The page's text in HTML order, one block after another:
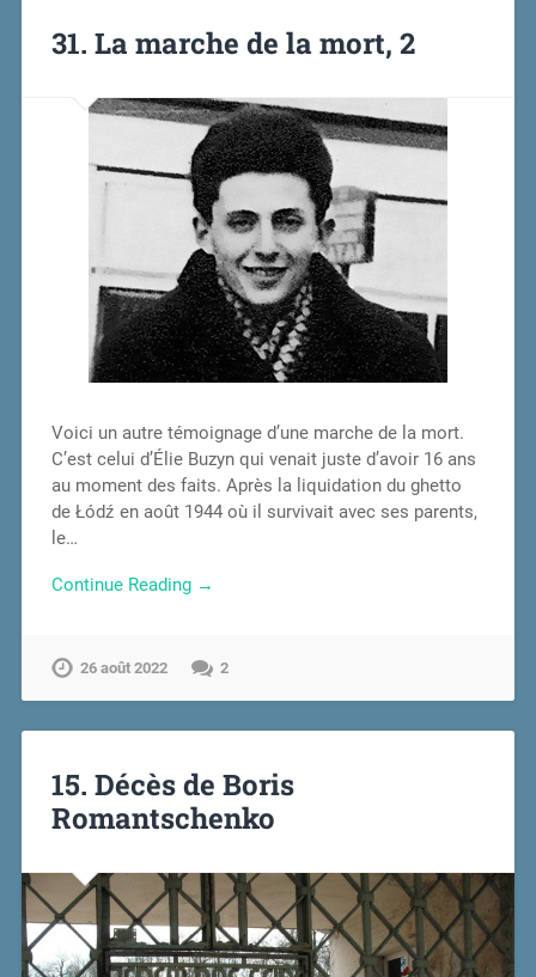
31. La marche de la mort, 2
Voici un autre témoignage d’une marche de la mort.
C’est celui d’Élie Buzyn qui venait juste d’avoir 16 ans
au moment des faits. Après la liquidation du ghetto
de Łódź en août 1944 où il survivait avec ses parents,
le…
Continue Reading →
26 août 2022 2
15. Décès de Boris
Romantschenko